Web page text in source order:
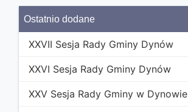
Ostatnio dodane
XXVII Sesja Rady Gminy Dynów
XXVI Sesja Rady Gminy Dynów
XXV Sesja Rady Gminy w Dynowie